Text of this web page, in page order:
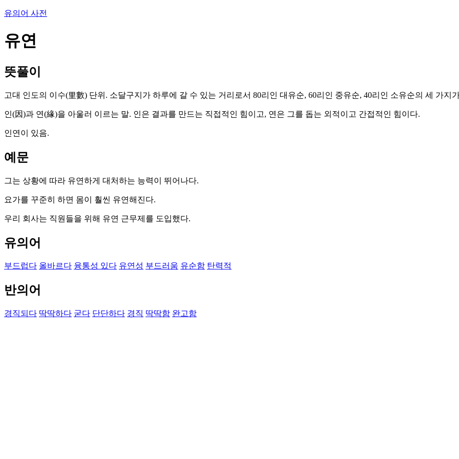
유의어 사전
유연
뜻풀이
고대 인도의 이수(里數) 단위. 소달구지가 하루에 갈 수 있는 거리로서 80리인 대유순, 60리인 중유순, 40리인 소유순의 세 가지
인(因)과 연(緣)을 아울러 이르는 말. 인은 결과를 만드는 직접적인 힘이고, 연은 그를 돕는 외적이고 간접적인 힘이다.
인연이 있음.
예문
그는 상황에 따라 유연하게 대처하는 능력이 뛰어나다.
요가를 꾸준히 하면 몸이 훨씬 유연해진다.
우리 회사는 직원들을 위해 유연 근무제를 도입했다.
유의어
부드럽다 올바르다 융통성 있다 유연성 부드러움 유순함 탄력적
반의어
경직되다 딱딱하다 굳다 단단하다 경직 딱딱함 완고함